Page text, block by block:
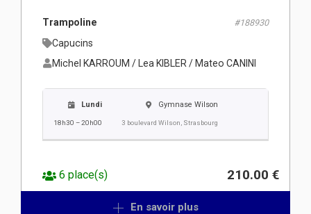
Trampoline #188930
Capucins
Michel KARROUM / Lea KIBLER / Mateo CANINI
Lundi
18h30 – 20h00
Gymnase Wilson
3 boulevard Wilson, Strasbourg
6 place(s) 210.00 €
En savoir plus